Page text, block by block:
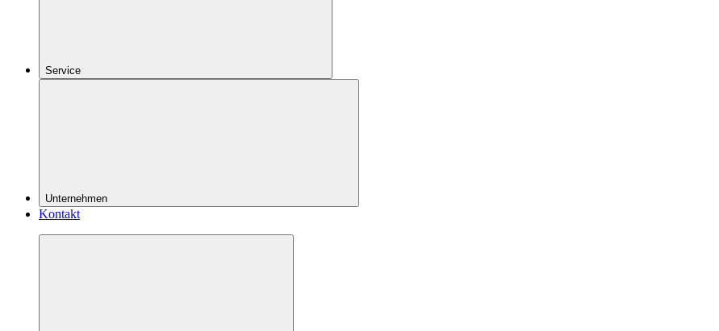
Service
Unternehmen
Kontakt